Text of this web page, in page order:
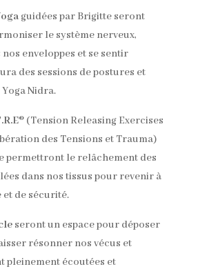
guidées par Brigitte seront
le système nerveux,
enveloppes et se sentir
des sessions de postures et
Nidra.
® (Tension Releasing Exercises
des Tensions et Trauma)
permettront le relâchement des
dans nos tissus pour revenir à
et de sécurité.
seront un espace pour déposer
résonner nos vécus et
pleinement écoutées et